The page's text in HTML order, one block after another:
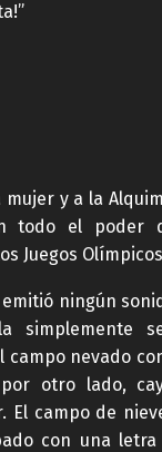
y a la
todo el poder
Juegos
ningún
simplemente
campo nevado
por otro lado,
El campo de
con una